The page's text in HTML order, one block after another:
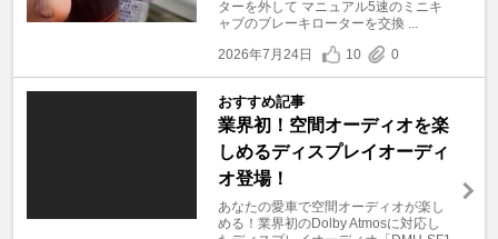
ターを外して マニュアル5速のミニキ
ャブのブレーキローターを交換 ...
2026年7月24日
10 0
おすすめ記事
業界初！空間オーディオを楽
しめるディスプレイオーディ
オ登場！
あなたの愛車で空間オーディオが楽し
める！業界初のDolby Atmosに対応し